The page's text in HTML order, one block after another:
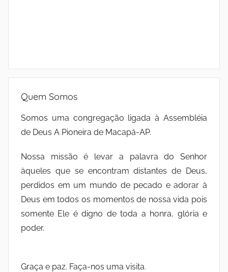
Quem Somos
Somos uma congregação ligada à Assembléia
de Deus A Pioneira de Macapá-AP.
Nossa missão é levar a palavra do Senhor
àqueles que se encontram distantes de Deus,
perdidos em um mundo de pecado e adorar à
Deus em todos os momentos de nossa vida pois
somente Ele é digno de toda a honra, glória e
poder.
Graça e paz. Faça-nos uma visita.